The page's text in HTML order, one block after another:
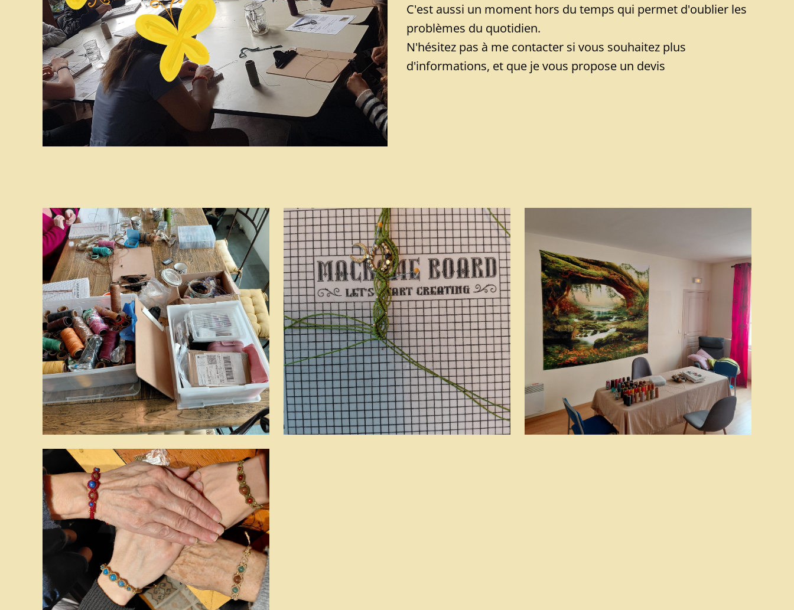
C'est aussi un moment hors du temps qui permet d'oublier les
problèmes du quotidien.
N'hésitez pas à me contacter si vous souhaitez plus
d'informations, et que je vous propose un devis